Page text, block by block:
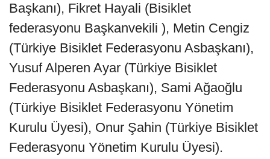
Başkanı), Fikret Hayali (Bisiklet
federasyonu Başkanvekili ), Metin Cengiz
(Türkiye Bisiklet Federasyonu Asbaşkanı),
Yusuf Alperen Ayar (Türkiye Bisiklet
Federasyonu Asbaşkanı), Sami Ağaoğlu
(Türkiye Bisiklet Federasyonu Yönetim
Kurulu Üyesi), Onur Şahin (Türkiye Bisiklet
Federasyonu Yönetim Kurulu Üyesi).